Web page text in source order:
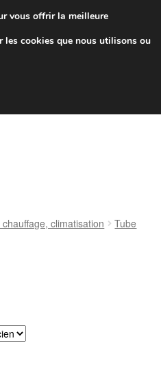
à partir de 7 EUR
de 9 h à 16 h
climatisation
Tube
vous offrir la meilleure
les cookies que nous utilisons ou